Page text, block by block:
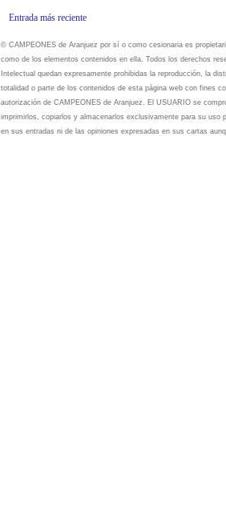
Entrada más reciente
© CAMPEONES de Aranjuez por sí o como cesionaria es
como de los elementos contenidos en ella. Todos los derechos
Intelectual quedan expresamente prohibidas la reproducción, la
totalidad o parte de los contenidos de esta página web con fines
autorización de CAMPEONES de Aranjuez. El USUARIO se
imprimirlos, copiarlos y almacenarlos exclusivamente para su uso
en sus entradas ni de las opiniones expresadas en sus cartas